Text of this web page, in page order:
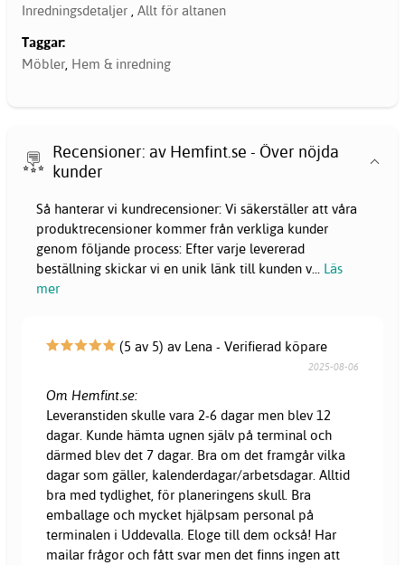
Inredningsdetaljer , Allt för altanen
Taggar:
Möbler, Hem & inredning
Recensioner: av Hemfint.se - Över nöjda
kunder
Så hanterar vi kundrecensioner: Vi säkerställer att våra
produktrecensioner kommer från verkliga kunder
genom följande process: Efter varje levererad
beställning skickar vi en unik länk till kunden v... Läs
mer
(5 av 5) av Lena - Verifierad köpare
2025-08-06
Om Hemfint.se:
Leveranstiden skulle vara 2-6 dagar men blev 12
dagar. Kunde hämta ugnen själv på terminal och
därmed blev det 7 dagar. Bra om det framgår vilka
dagar som gäller, kalenderdagar/arbetsdagar. Alltid
bra med tydlighet, för planeringens skull. Bra
emballage och mycket hjälpsam personal på
terminalen i Uddevalla. Eloge till dem också! Har
mailar frågor och fått svar men det finns ingen att